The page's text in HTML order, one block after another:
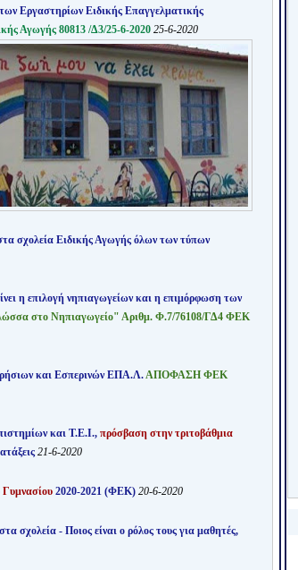
Εργαστηρίων Ειδικής Επαγγελματικής
Αγωγής 80813 /Δ3/25-6-2020 25-6-2020
σχολεία Ειδικής Αγωγής όλων των τύπων
η επιλογή νηπιαγωγείων και η επιμόρφωση των
στο Νηπιαγωγείο" Αριθμ. Φ.7/76108/ΓΔ4 ΦΕΚ
και Εσπερινών ΕΠΑ.Λ.ΑΠΟΦΑΣΗ ΦΕΚ
και Τ.Ε.Ι., πρόσβαση στην τριτοβάθμια
21-6-2020
Γυμνασίου2020-2021 (ΦΕΚ) 20-6-2020
σχολεία - Ποιος είναι ο ρόλος τους για μαθητές,